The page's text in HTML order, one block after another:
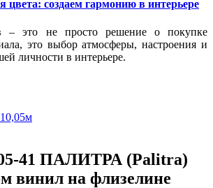
цвета: создаем гармонию в интерьере
– это не просто решение о покупке
это выбор атмосферы, настроения и
личности в интерьере.
41 ПАЛИТРА (Palitra)
винил на флизелине